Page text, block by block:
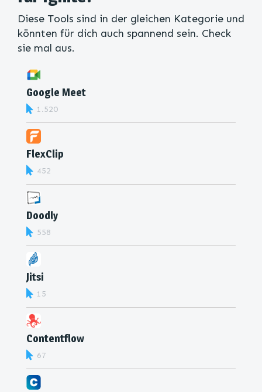
Diese Tools sind in der gleichen Kategorie und
könnten für dich auch spannend sein. Check
sie mal aus.
Google Meet
1.520
FlexClip
452
Doodly
558
Jitsi
15
Contentflow
67